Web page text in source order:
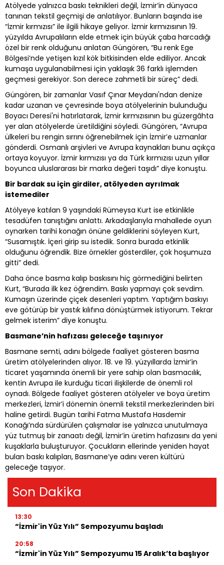
Atölyede yalnızca baskı teknikleri değil, İzmir’in dünyaca
tanınan tekstil geçmişi de anlatılıyor. Bunların başında ise
“İzmir kırmızısı” ile ilgili hikaye geliyor. İzmir kırmızısının 19.
yüzyılda Avrupalıların elde etmek için büyük çaba harcadığı
özel bir renk olduğunu anlatan Güngören, “Bu renk Ege
Bölgesi’nde yetişen kızıl kök bitkisinden elde ediliyor. Ancak
kumaşa uygulanabilmesi için yaklaşık 36 farklı işlemden
geçmesi gerekiyor. Son derece zahmetli bir süreç” dedi.
Güngören, bir zamanlar Vasıf Çınar Meydanı'ndan denize
kadar uzanan ve çevresinde boya atölyelerinin bulunduğu
Boyacı Deresi'ni hatırlatarak, İzmir kırmızısının bu güzergâhta
yer alan atölyelerde üretildiğini söyledi. Güngören, “Avrupa
ülkeleri bu rengin sırrını öğrenebilmek için İzmir’e uzmanlar
gönderdi. Osmanlı arşivleri ve Avrupa kaynakları bunu açıkça
ortaya koyuyor. İzmir kırmızısı ya da Türk kırmızısı uzun yıllar
boyunca uluslararası bir marka değeri taşıdı” diye konuştu.
Bir bardak su için girdiler, atölyeden ayrılmak
istemediler
Atölyeye katılan 9 yaşındaki Rümeysa Kurt ise etkinlikle
tesadüfen tanıştığını anlattı. Arkadaşlarıyla mahallede oyun
oynarken tarihi konağın önüne geldiklerini söyleyen Kurt,
“Susamıştık. İçeri girip su istedik. Sonra burada etkinlik
olduğunu öğrendik. Bize örnekler gösterdiler, çok hoşumuza
gitti” dedi.
Daha önce basma kalıp baskısını hiç görmediğini belirten
Kurt, “Burada ilk kez öğrendim. Baskı yapmayı çok sevdim.
Kumaşın üzerinde çiçek desenleri yaptım. Yaptığım baskıyı
eve götürüp bir yastık kılıfına dönüştürmek istiyorum. Tekrar
gelmek isterim” diye konuştu.
Basmane’nin hafızası geleceğe taşınıyor
Basmane semti, adını bölgede faaliyet gösteren basma
üretim atölyelerinden alıyor. 18. ve 19. yüzyıllarda İzmir’in
ticaret yaşamında önemli bir yere sahip olan basmacılık,
kentin Avrupa ile kurduğu ticari ilişkilerde de önemli rol
oynadı. Bölgede faaliyet gösteren atölyeler ve boya üretim
merkezleri, İzmir’i dönemin önemli tekstil merkezlerinden biri
haline getirdi. Bugün tarihi Fatma Mustafa Hasdemir
Konağı’nda sürdürülen çalışmalar ise yalnızca unutulmaya
yüz tutmuş bir zanaatı değil, İzmir’in üretim hafızasını da yeni
kuşaklarla buluşturuyor. Çocukların ellerinde yeniden hayat
bulan baskı kalıpları, Basmane’ye adını veren kültürü
geleceğe taşıyor.
Son Dakika
13:30
“İzmir'in Yüz Yılı” Sempozyumu başladı
20:58
“İzmir'in Yüz Yılı” Sempozyumu 15 Aralık’ta başlıyor